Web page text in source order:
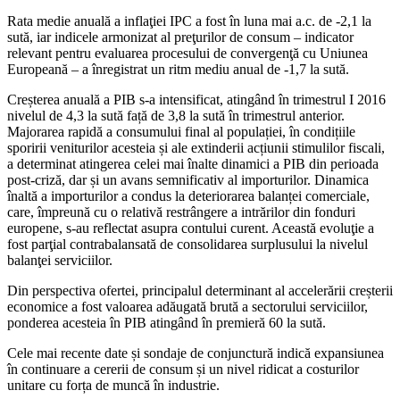
Rata medie anuală a inflaţiei IPC a fost în luna mai a.c. de -2,1 la
sută, iar indicele armonizat al preţurilor de consum – indicator
relevant pentru evaluarea procesului de convergenţă cu Uniunea
Europeană – a înregistrat un ritm mediu anual de -1,7 la sută.
Creșterea anuală a PIB s-a intensificat, atingând în trimestrul I 2016
nivelul de 4,3 la sută față de 3,8 la sută în trimestrul anterior.
Majorarea rapidă a consumului final al populației, în condițiile
sporirii veniturilor acesteia și ale extinderii acțiunii stimulilor fiscali,
a determinat atingerea celei mai înalte dinamici a PIB din perioada
post-criză, dar și un avans semnificativ al importurilor. Dinamica
înaltă a importurilor a condus la deteriorarea balanței comerciale,
care, împreună cu o relativă restrângere a intrărilor din fonduri
europene, s-au reflectat asupra contului curent. Această evoluţie a
fost parţial contrabalansată de consolidarea surplusului la nivelul
balanţei serviciilor.
Din perspectiva ofertei, principalul determinant al accelerării creșterii
economice a fost valoarea adăugată brută a sectorului serviciilor,
ponderea acesteia în PIB atingând în premieră 60 la sută.
Cele mai recente date și sondaje de conjunctură indică expansiunea
în continuare a cererii de consum și un nivel ridicat a costurilor
unitare cu forța de muncă în industrie.